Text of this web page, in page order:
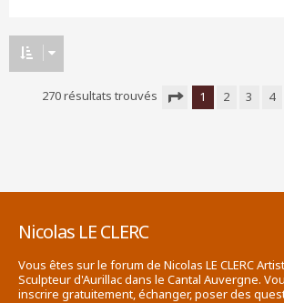
270 résultats trouvés
1 2 3 4
Nicolas LE CLERC
Vous êtes sur le forum de Nicolas LE CLERC
Sculpteur d'Aurillac dans le Cantal Auvergne.
inscrire gratuitement, échanger, poser des